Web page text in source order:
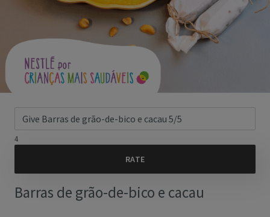
4
Barras de grão-de-bico e cacau